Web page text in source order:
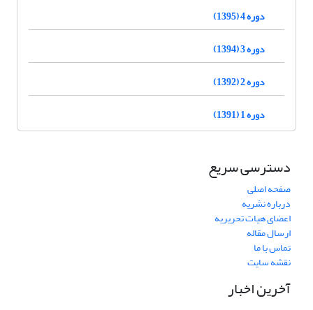
دوره 4 (1395)
دوره 3 (1394)
دوره 2 (1392)
دوره 1 (1391)
دسترسی سریع
صفحه اصلی
درباره نشریه
اعضای هیات تحریریه
ارسال مقاله
تماس با ما
نقشه سایت
آخرین اخبار